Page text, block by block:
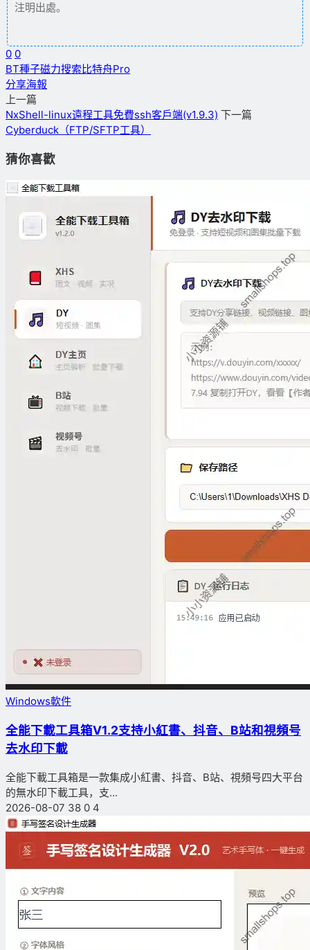
注明出處。
0 0
BT種子磁力搜索 比特舟Pro
分享海報
上一篇
NxShell-linux遠程工具免費ssh客戶端(v1.9.3) 下一篇
Cyberduck（FTP/SFTP工具）
猜你喜歡
Windows軟件
全能下載工具箱V1.2支持小紅書、抖音、B站和視頻号
去水印下載
全能下載工具箱是一款集成小紅書、抖音、B站、視頻号四大平台
的無水印下載工具，支...
2026-08-07 38 0 4